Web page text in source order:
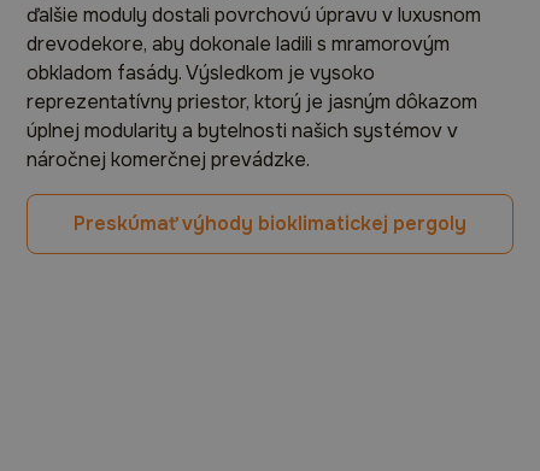
ďalšie moduly dostali povrchovú úpravu v luxusnom
drevodekore, aby dokonale ladili s mramorovým
obkladom fasády. Výsledkom je vysoko
reprezentatívny priestor, ktorý je jasným dôkazom
úplnej modularity a bytelnosti našich systémov v
náročnej komerčnej prevádzke.
Preskúmať výhody bioklimatickej pergoly